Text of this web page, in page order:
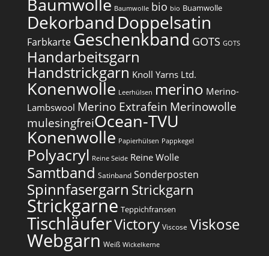
Baumwolle Baumwolle bio bio Buamwolle
Dekorband Doppelsatin
Farbkarte Geschenkband GOTS GOTS
Handarbeitsgarn
Handstrickgarn Knoll Yarns Ltd.
Konenwolle Leerhülsen merino Merino-
Lambswool Merino Extrafein Merinowolle
mulesingfrei​Ocean-TVU
Konenwolle Papierhülsen Pappkegel
Polyacryl Reine Seide Reine Wolle
Samtband Satinband Sonderposten
Spinnfasergarn Strickgarn
Strickgarne Teppichfransen
TischläuferVictory Viscose Viskose
Webgarn Weiß Wickelkerne